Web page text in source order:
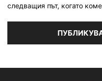
следващия път, когато